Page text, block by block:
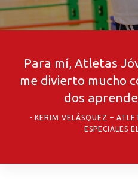
Para mí, Atletas
me divierto mucho
dos
KERIM VELÁSQUEZ –
ESPECIALES